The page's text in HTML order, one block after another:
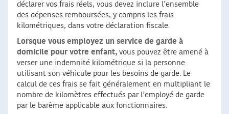
déclarer vos frais réels, vous devez inclure l’ensemble
des dépenses remboursées, y compris les frais
kilométriques, dans votre déclaration fiscale.
Lorsque vous employez un service de garde à
domicile pour votre enfant, vous pouvez être amené à
verser une indemnité kilométrique si la personne
utilisant son véhicule pour les besoins de garde. Le
calcul de ces frais se fait généralement en multipliant le
nombre de kilomètres effectués par l’employé de garde
par le barème applicable aux fonctionnaires.